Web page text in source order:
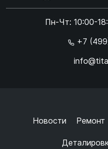
Пн-Чт: 10:00-
+7
Новости Ремонт
Online чат